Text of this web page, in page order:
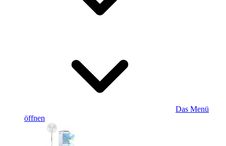
Das Menü
öffnen